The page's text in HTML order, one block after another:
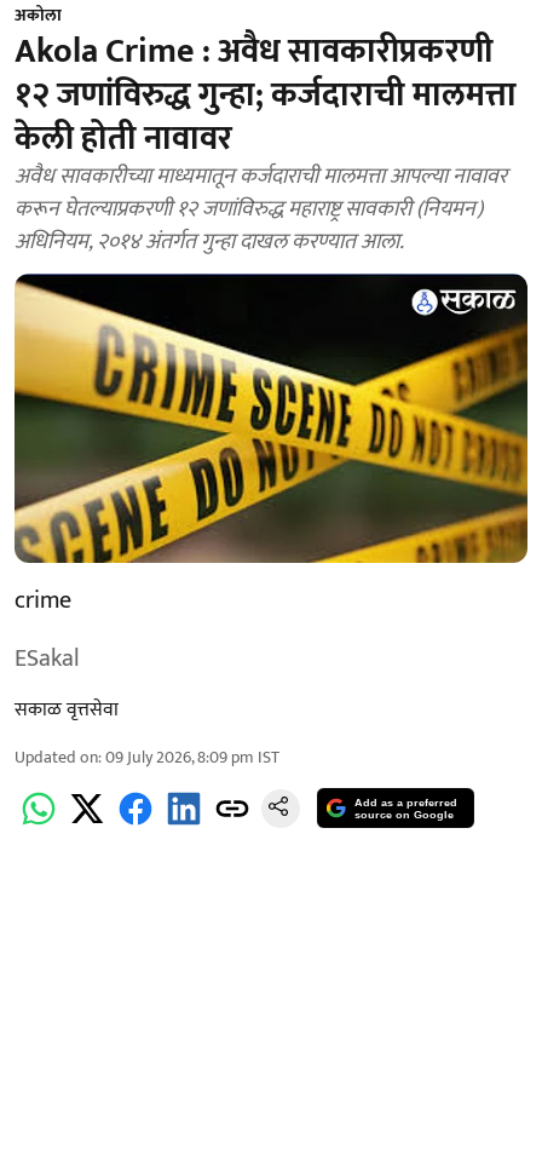
अकोला
Akola Crime : अवैध सावकारीप्रकरणी
१२ जणांविरुद्ध गुन्हा; कर्जदाराची मालमत्ता
केली होती नावावर
अवैध सावकारीच्या माध्यमातून कर्जदाराची मालमत्ता आपल्या नावावर
करून घेतल्याप्रकरणी १२ जणांविरुद्ध महाराष्ट्र सावकारी (नियमन)
अधिनियम, २०१४ अंतर्गत गुन्हा दाखल करण्यात आला.
crime
ESakal
सकाळ वृत्तसेवा
Updated on:09 July 2026, 8:09 pm IST
Add as a preferred
source on Google